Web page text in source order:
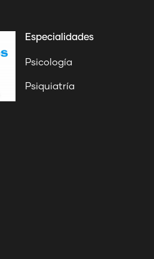
Especialidades
Psicología
Psiquiatría